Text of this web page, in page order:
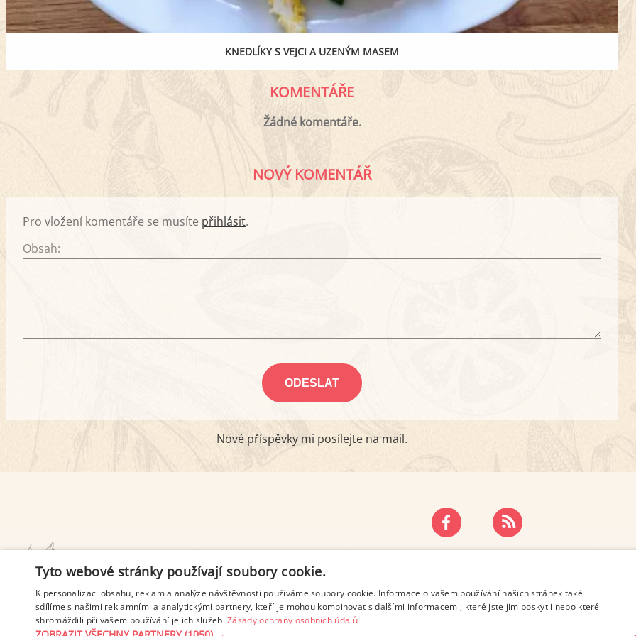
KNEDLÍKY S VEJCI A UZENÝM MASEM
KOMENTÁŘE
Žádné komentáře.
NOVÝ KOMENTÁŘ
Pro vložení komentáře se musíte přihlásit.
Obsah:
Nové příspěvky mi posílejte na mail.
PODMÍNKY UŽITÍ ZÁSADY OCHRANY OSOBNÍCH ÚDAJŮ
Tyto webové stránky používají soubory cookie.
K personalizaci obsahu, reklam a analýze návštěvnosti používáme soubory cookie. Informace o vašem používání našich stránek také
sdílíme s našimi reklamními a analytickými partnery, kteří je mohou kombinovat s dalšími informacemi, které jste jim poskytli nebo které
shromáždili při vašem používání jejich služeb.Zásady ochrany osobních údajů